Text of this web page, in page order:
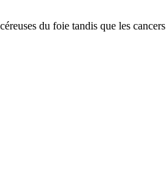
du foie tandis que les cancers